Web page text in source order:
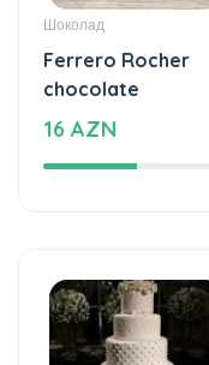
Шоколад
Ferrero Rocher
chocolate
16 AZN